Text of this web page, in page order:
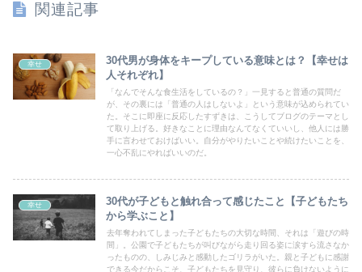
関連記事
幸せ
30代男が身体をキープしている意味とは？【幸せは
人それぞれ】
「なんでそんな食生活をしているの？」一見すると普通の質問だ
が、その裏には「普通の人はしないよ」という意味が込められてい
た。そこに即座に反応したすずきは、こうしてブログのテーマとし
て取り上げる。好きなことに理由なんてなくていいし、他人には勝
手に言わせておけばいい。自分がやりたいことや続けたいことを、
一心不乱にやればいいのだ。
幸せ
30代が子どもと触れ合って感じたこと【子どもたち
から学ぶこと】
去年奪われてしまった子どもたちの大切な時間、それは「遊びの時
間」。公園で子どもたちが叫びながら走り回る姿に涙すら流さなか
ったものの、しみじみと感動したゴリラがいた。親と子どもに感謝
できる今だからこそ、子どもたちを見守り、彼らに負けないように